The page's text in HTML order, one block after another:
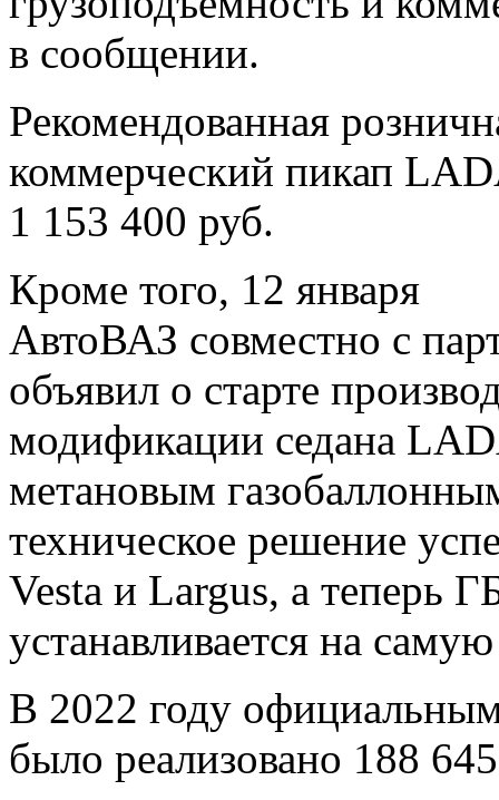
в сообщении.
Рекомендованная
коммерческий пикап
1 153 400 руб.
Кроме того, 12 января
АвтоВАЗ совместно с
объявил о старте
модификации седана
метановым
техническое решение
Vesta и Largus, а теперь
устанавливается на
В 2022 году
было реализовано 188